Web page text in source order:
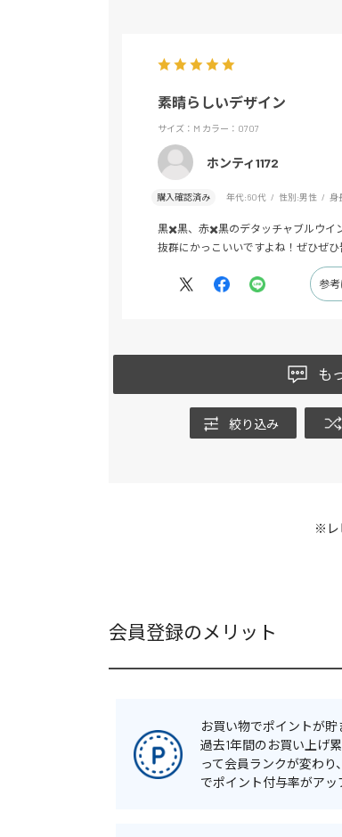
素晴らしいデザイン
サイズ：M カラー：0707
ホンティ1172
購入確認済み 年代:60代 性別:男性 身
黒✖️黒、赤✖️黒のデタッチャブルウイ
抜群にかっこいいですよね！ぜひぜひ
参
も
絞り込み
※レ
会員登録のメリット
お買い物でポイントが貯
過去1年間のお買い上げ
って会員ランクが変わり
でポイント付与率がアッ